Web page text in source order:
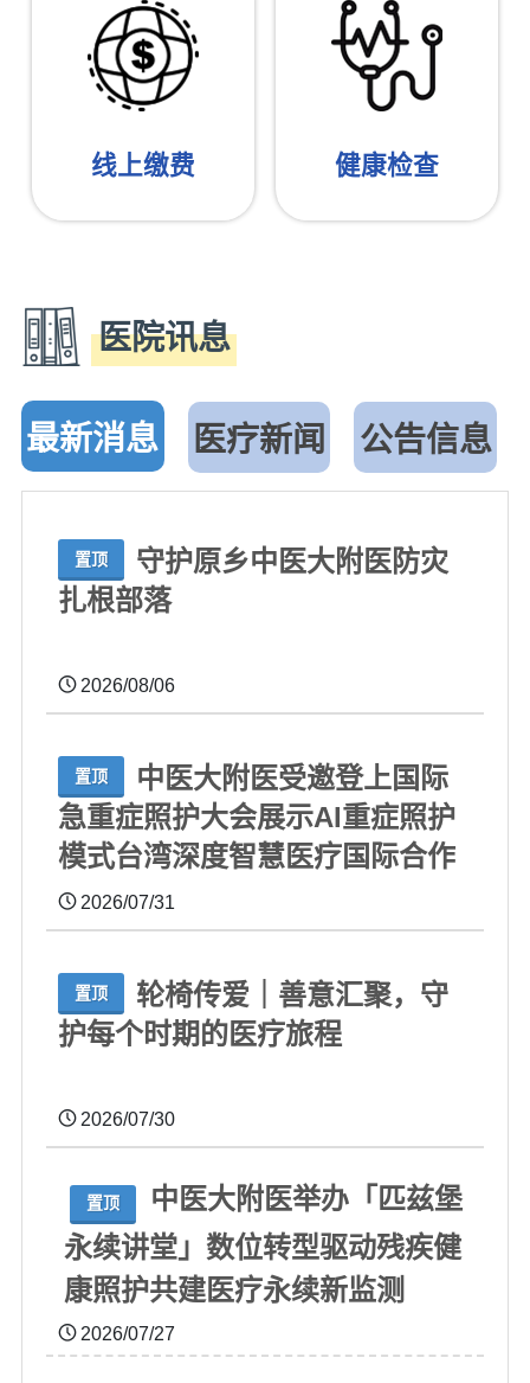
线上缴费 健康检查
医院讯息
最新消息 医疗新​​闻 公告信息
置顶
守护原乡中医大附医防灾
扎根部落
2026/08/06
置顶
中医大附医受邀登上国际
急重症照护大会展示AI重症照护
模式台湾深度智慧医疗国际合作
2026/07/31
置顶
轮椅传爱｜善意汇聚，守
护每个时期的医疗旅程
2026/07/30
置顶
中医大附医举办「匹兹堡
永续讲堂」数位转型驱动残疾健
康照护共建医疗永续新监测
2026/07/27